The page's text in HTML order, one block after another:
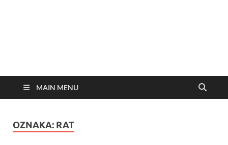
MAIN MENU
OZNAKA: RAT